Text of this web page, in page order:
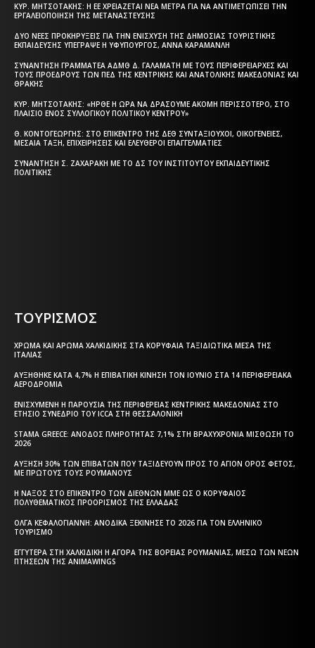
ΚΥΡ. ΜΗΤΣΟΤΆΚΗΣ: Η ΕΕ ΧΡΕΙΆΖΕΤΑΙ ΝΈΑ ΜΈΤΡΑ ΓΙΑ ΝΑ ΑΝΤΙΜΕΤΩΠΊΣΕΙ ΤΗΝ
ΕΡΓΑΛΕΙΟΠΟΊΗΣΗ ΤΗΣ ΜΕΤΑΝΆΣΤΕΥΣΗΣ
ΔΎΟ ΝΈΕΣ ΠΡΟΚΗΡΎΞΕΙΣ ΓΙΑ ΤΗΝ ΕΝΊΣΧΥΣΗ ΤΗΣ ΔΗΜΌΣΙΑΣ ΤΟΥΡΙΣΤΙΚΉΣ
ΕΚΠΑΊΔΕΥΣΗΣ ΥΠΈΓΡΑΨΕ Η ΥΦΥΠΟΥΡΓΌΣ, ΆΝΝΑ ΚΑΡΑΜΑΝΛΉ
ΣΥΝΆΝΤΗΣΗ ΓΡΑΜΜΑΤΈΑ ΑΔΜΘ Δ. ΓΑΛΑΜΆΤΗ ΜΕ ΤΟΥΣ ΠΕΡΙΦΕΡΕΙΆΡΧΕΣ ΚΑΙ
ΤΟΥΣ ΠΡΟΈΔΡΟΥΣ ΤΩΝ ΠΕΔ ΤΗΣ ΚΕΝΤΡΙΚΉΣ ΚΑΙ ΑΝΑΤΟΛΙΚΉΣ ΜΑΚΕΔΟΝΊΑΣ ΚΑΙ
ΘΡΆΚΗΣ
ΚΥΡ. ΜΗΤΣΟΤΆΚΗΣ: «ΉΡΘΕ Η ΏΡΑ ΝΑ ΔΡΆΣΟΥΜΕ ΑΚΌΜΗ ΠΕΡΙΣΣΌΤΕΡΟ, ΣΤΟ
ΠΛΑΊΣΙΟ ΕΝΌΣ ΣΥΛΛΟΓΙΚΟΎ ΠΟΛΙΤΙΚΟΎ ΚΈΝΤΡΟΥ»
Θ. ΚΟΝΤΟΓΕΏΡΓΗΣ: ΣΤΟ ΕΠΊΚΕΝΤΡΟ ΤΗΣ ΔΕΘ ΣΥΝΤΑΞΙΟΎΧΟΙ, ΟΙΚΟΓΈΝΕΙΕΣ,
ΜΕΣΑΊΑ ΤΆΞΗ, ΕΠΙΧΕΙΡΉΣΕΙΣ ΚΑΙ ΕΛΕΎΘΕΡΟΙ ΕΠΑΓΓΕΛΜΑΤΊΕΣ
ΣΥΝΆΝΤΗΣΗ Σ. ΖΑΧΑΡΆΚΗ ΜΕ ΤΟ ΔΣ ΤΟΥ ΙΝΣΤΙΤΟΎΤΟΥ ΕΚΠΑΙΔΕΥΤΙΚΉΣ
ΠΟΛΙΤΙΚΉΣ
ΤΟΥΡΙΣΜΟΣ
ΧΡΏΜΑ ΚΑΙ ΆΡΩΜΑ ΧΑΛΚΙΔΙΚΉΣ ΣΤΑ ΚΟΡΥΦΑΊΑ ΤΑΞΙΔΙΩΤΙΚΆ ΜΈΣΑ ΤΗΣ
ΙΤΑΛΊΑΣ
ΑΥΞΉΘΗΚΕ ΚΑΤΆ 4,7% Η ΕΠΙΒΑΤΙΚΉ ΚΊΝΗΣΗ ΤΟΝ ΙΟΎΝΙΟ ΣΤΑ 14 ΠΕΡΙΦΕΡΕΙΑΚΆ
ΑΕΡΟΔΡΌΜΙΑ
ΕΝΙΣΧΥΜΈΝΗ Η ΠΑΡΟΥΣΊΑ ΤΗΣ ΠΕΡΙΦΈΡΕΙΑΣ ΚΕΝΤΡΙΚΉΣ ΜΑΚΕΔΟΝΊΑΣ ΣΤΟ
ΕΤΉΣΙΟ ΣΥΝΈΔΡΙΟ ΤΟΥ ICCA ΣΤΗ ΘΕΣΣΑΛΟΝΊΚΗ
STAMA GREECE: ΆΝΟΔΟΣ ΠΛΗΡΌΤΗΤΑΣ 7,1% ΣΤΗ ΒΡΑΧΥΧΡΌΝΙΑ ΜΊΣΘΩΣΗ ΤΟ
2026
ΑΎΞΗΣΗ 30% ΤΩΝ ΕΠΙΒΑΤΏΝ ΠΟΥ ΤΑΞΙΔΕΎΟΥΝ ΠΡΟΣ ΤΟ ΆΓΙΟΝ ΌΡΟΣ ΦΈΤΟΣ,
ΜΕ ΠΡΏΤΟΥΣ ΤΟΥΣ ΡΟΥΜΆΝΟΥΣ
Η ΝΆΞΟΣ ΣΤΟ ΕΠΊΚΕΝΤΡΟ ΤΩΝ ΔΙΕΘΝΏΝ ΜΜΕ ΩΣ Ο ΚΟΡΥΦΑΊΟΣ
ΠΟΛΥΘΕΜΑΤΙΚΌΣ ΠΡΟΟΡΙΣΜΌΣ ΤΗΣ ΕΛΛΆΔΑΣ
ΌΛΓΑ ΚΕΦΑΛΟΓΙΆΝΝΗ: ΑΝΟΔΙΚΆ ΞΕΚΊΝΗΣΕ ΤΟ 2026 ΓΙΑ ΤΟΝ ΕΛΛΗΝΙΚΌ
ΤΟΥΡΙΣΜΌ
ΕΓΓΎΤΕΡΑ ΣΤΗ ΧΑΛΚΙΔΙΚΉ Η ΑΓΟΡΆ ΤΗΣ ΒΌΡΕΙΑΣ ΡΟΥΜΑΝΊΑΣ, ΜΈΣΩ ΤΩΝ ΝΈΩΝ
ΠΤΉΣΕΩΝ ΤΗΣ ANIMAWINGS